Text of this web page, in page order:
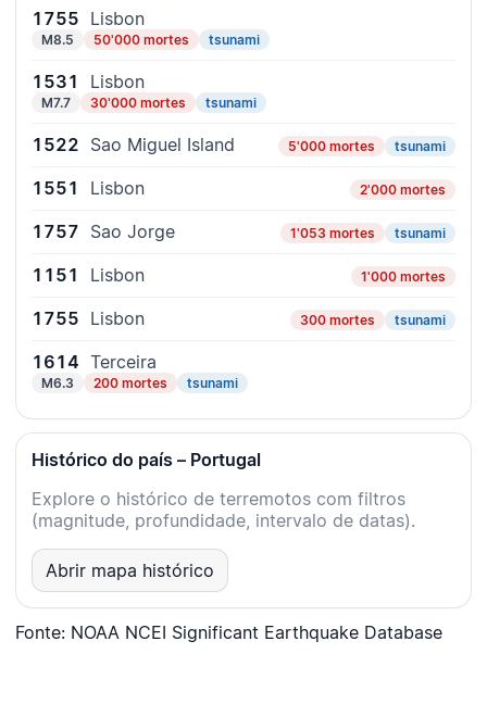
1755 Lisbon
M8.5 50'000 mortes tsunami
1531 Lisbon
M7.7 30'000 mortes tsunami
1522 Sao Miguel Island 5'000 mortes tsunami
1551 Lisbon 2'000 mortes
1757 Sao Jorge 1'053 mortes tsunami
1151 Lisbon 1'000 mortes
1755 Lisbon 300 mortes tsunami
1614 Terceira
M6.3 200 mortes tsunami
Histórico do país – Portugal
Explore o histórico de terremotos com filtros
(magnitude, profundidade, intervalo de datas).
Abrir mapa histórico
Fonte: NOAA NCEI Significant Earthquake Database